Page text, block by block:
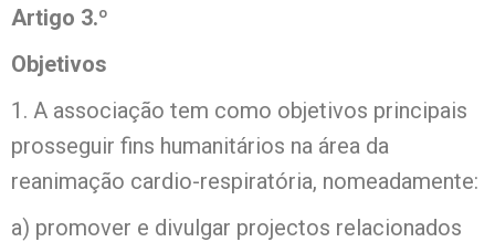
Artigo 3.º
Objetivos
1. A associação tem como objetivos principais
prosseguir fins humanitários na área da
reanimação cardio-respiratória, nomeadamente:
a) promover e divulgar projectos relacionados